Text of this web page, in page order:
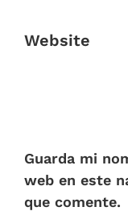
Website
Guarda mi
web en este
que comente.